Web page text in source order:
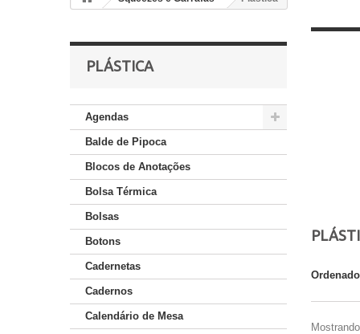
PLÁSTICA
Agendas
Balde de Pipoca
Blocos de Anotações
Bolsa Térmica
Bolsas
Botons
Cadernetas
Cadernos
Calendário de Mesa